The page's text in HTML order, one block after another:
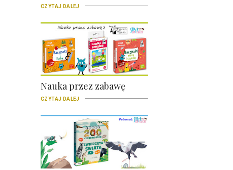
CZYTAJ DALEJ
Nauka przez zabawę
CZYTAJ DALEJ